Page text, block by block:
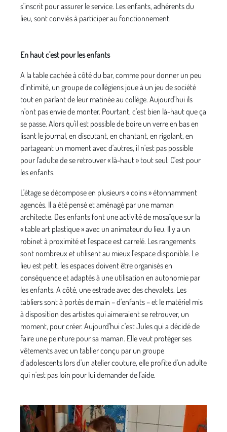
s'inscrit pour assurer le service. Les enfants, adhérents du
lieu, sont conviés à participer au fonctionnement.
En haut c'est pour les enfants
A la table cachée à côté du bar, comme pour donner un peu
d'intimité, un groupe de collégiens joue à un jeu de société
tout en parlant de leur matinée au collège. Aujourd'hui ils
n'ont pas envie de monter. Pourtant, c'est bien là-haut que ça
se passe. Alors qu'il est possible de boire un verre en bas en
lisant le journal, en discutant, en chantant, en rigolant, en
partageant un moment avec d'autres, il n'est pas possible
pour l'adulte de se retrouver « là-haut » tout seul. C'est pour
les enfants.
L'étage se décompose en plusieurs « coins » étonnamment
agencés. Il a été pensé et aménagé par une maman
architecte. Des enfants font une activité de mosaïque sur la
« table art plastique » avec un animateur du lieu. Il y a un
robinet à proximité et l'espace est carrelé. Les rangements
sont nombreux et utilisent au mieux l'espace disponible. Le
lieu est petit, les espaces doivent être organisés en
conséquence et adaptés à une utilisation en autonomie par
les enfants. A côté, une estrade avec des chevalets. Les
tabliers sont à portés de main – d'enfants – et le matériel mis
à disposition des artistes qui aimeraient se retrouver, un
moment, pour créer. Aujourd'hui c'est Jules qui a décidé de
faire une peinture pour sa maman. Elle veut protéger ses
vêtements avec un tablier conçu par un groupe
d’adolescents lors d'un atelier couture, elle profite d'un adulte
qui n'est pas loin pour lui demander de l'aide.